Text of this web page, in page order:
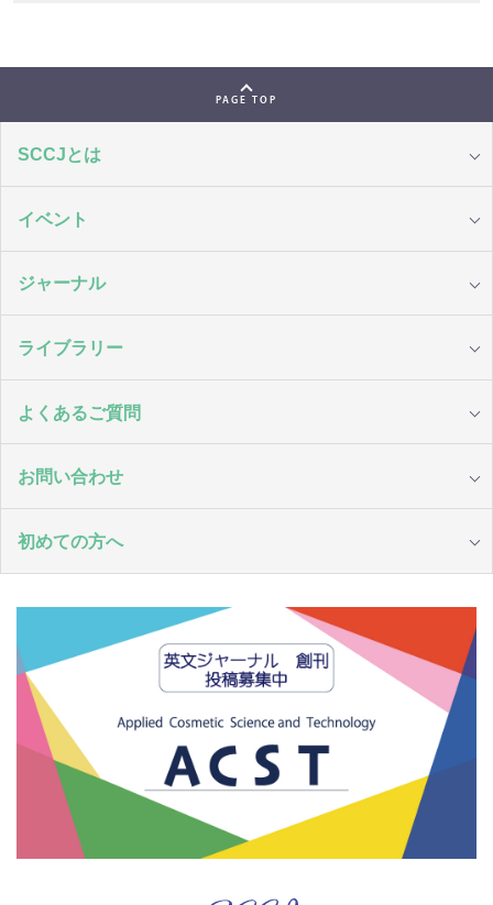
PAGE TOP
SCCJとは
イベント
ジャーナル
ライブラリー
よくあるご質問
お問い合わせ
初めての方へ